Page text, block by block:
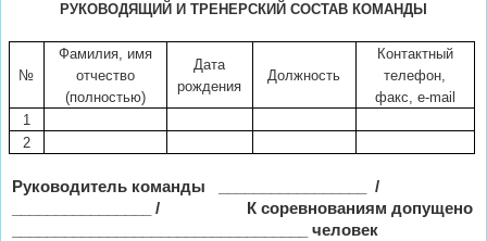
РУКОВОДЯЩИЙ И ТРЕНЕРСКИЙ СОСТАВ КОМАНДЫ
№
Фамилия, имя
отчество
(полностью)
Дата
рождения
Должность
Контактный
телефон,
факс, e-mail
1
2
Руководитель команды
/
________________ /
К соревнованиям допущено
__________________________________ человек